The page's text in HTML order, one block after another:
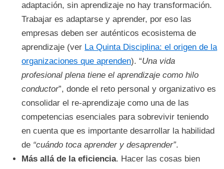
adaptación, sin aprendizaje no hay transformación.
Trabajar es adaptarse y aprender, por eso las
empresas deben ser auténticos ecosistema de
aprendizaje (ver La Quinta Disciplina: el origen de la
organizaciones que aprenden). “Una vida
profesional plena tiene el aprendizaje como hilo
conductor”, donde el reto personal y organizativo es
consolidar el re-aprendizaje como una de las
competencias esenciales para sobrevivir teniendo
en cuenta que es importante desarrollar la habilidad
de “cuándo toca aprender y desaprender”.
Más allá de la eficiencia. Hacer las cosas bien